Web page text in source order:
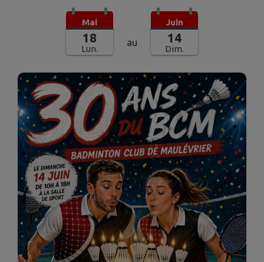
Mai
18
Lun.
au
Juin
14
Dim.